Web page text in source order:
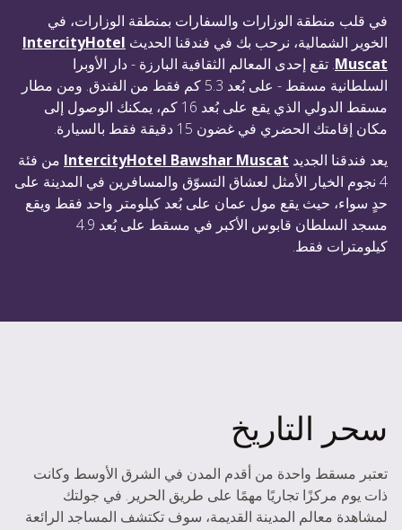
في قلب منطقة الوزارات والسفارات بمنطقة الوزارات، في
الخوير الشمالية، نرحب بك في فندقنا الحديث IntercityHotel
Muscat. تقع إحدى المعالم الثقافية البارزة - دار الأوبرا
السلطانية مسقط - على بُعد 5.3 كم فقط من الفندق. ومن مطار
مسقط الدولي الذي يقع على بُعد 16 كم، يمكنك الوصول إلى
مكان إقامتك الحضري في غضون 15 دقيقة فقط بالسيارة.
يعد فندقنا الجديد IntercityHotel Bawshar Muscat من فئة
4 نجوم الخيار الأمثل لعشاق التسوّق والمسافرين في المدينة على
حدٍ سواء، حيث يقع مول عمان على بُعد كيلومتر واحد فقط ويقع
مسجد السلطان قابوس الأكبر في مسقط على بُعد 4.9
كيلومترات فقط.
سحر التاريخ
تعتبر مسقط واحدة من أقدم المدن في الشرق الأوسط وكانت
ذات يوم مركزًا تجاريًا مهمًا على طريق الحرير. في جولتك
لمشاهدة معالم المدينة القديمة، سوف تكتشف المساجد الرائعة